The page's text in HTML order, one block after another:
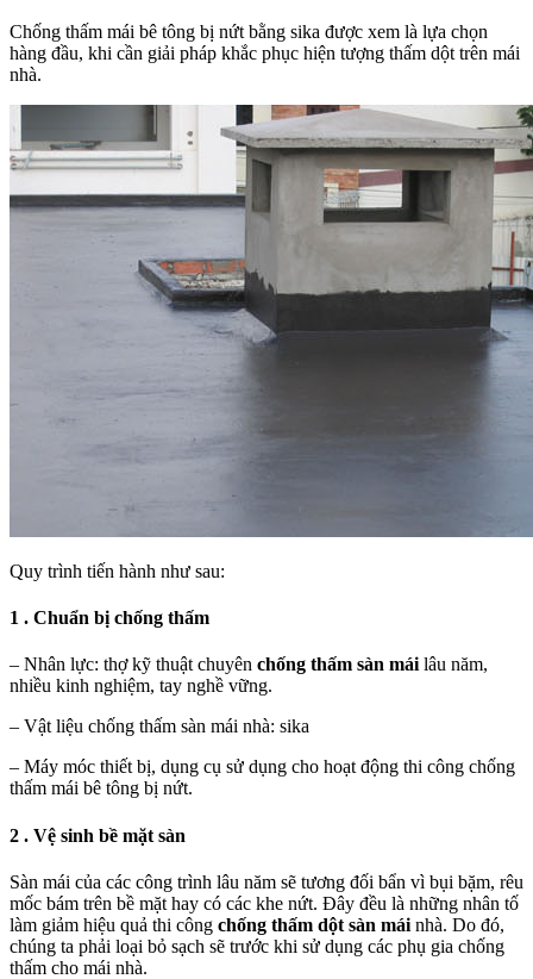
Chống thấm mái bê tông bị nứt bằng sika được xem là lựa chọn
hàng đầu, khi cần giải pháp khắc phục hiện tượng thấm dột trên mái
nhà.
Quy trình tiến hành như sau:
1 . Chuẩn bị chống thấm
– Nhân lực: thợ kỹ thuật chuyên chống thấm sàn mái lâu năm,
nhiều kinh nghiệm, tay nghề vững.
– Vật liệu chống thấm sàn mái nhà: sika
– Máy móc thiết bị, dụng cụ sử dụng cho hoạt động thi công chống
thấm mái bê tông bị nứt.
2 . Vệ sinh bề mặt sàn
Sàn mái của các công trình lâu năm sẽ tương đối bẩn vì bụi bặm, rêu
mốc bám trên bề mặt hay có các khe nứt. Đây đều là những nhân tố
làm giảm hiệu quả thi công chống thấm dột sàn mái nhà. Do đó,
chúng ta phải loại bỏ sạch sẽ trước khi sử dụng các phụ gia chống
thấm cho mái nhà.